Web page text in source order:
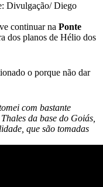
Divulgação/ Diego
continuar na Ponte
dos planos de Hélio dos
o porque não dar
com bastante
da base do Goiás,
que são tomadas